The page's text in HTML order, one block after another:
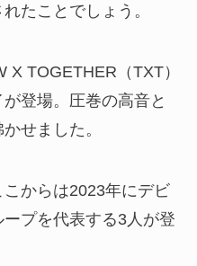
たことでしょう。
X TOGETHER（TXT）
登場。圧巻の高音と
せました。
からは2023年にデビ
プを代表する3人が登